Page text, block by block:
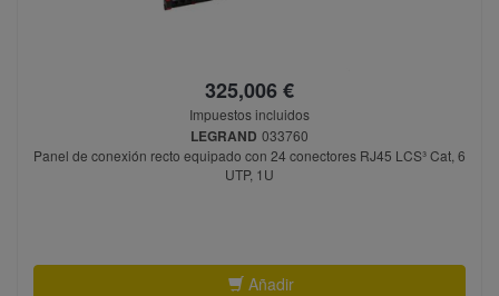
325,006 €
Impuestos incluidos
LEGRAND 033760
Panel de conexión recto equipado con 24 conectores RJ45 LCS³ Cat, 6
UTP, 1U
Añadir